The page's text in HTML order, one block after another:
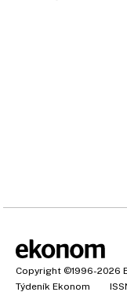
Copyright ©1996-2026
Týdeník Ekonom